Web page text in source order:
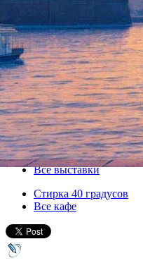
Доминик
«Бумфесте»
21 сентября 2011, среда-
Версия для печати
Все выставки
Стирка 40 градусов
Все кафе